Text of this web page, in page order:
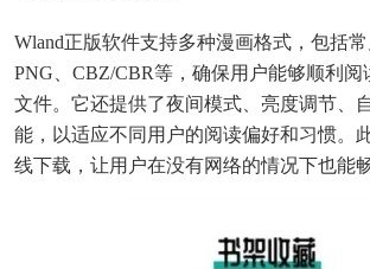
Wland正版软件支持多种漫画格式，包括常
PNG、CBZ/CBR等，确保用户能够顺利
文件。它还提供了夜间模式、亮度调节、
能，以适应不同用户的阅读偏好和习惯。
线下载，让用户在没有网络的情况下也能